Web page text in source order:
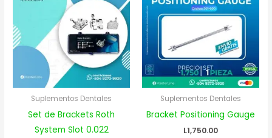
Suplementos Dentales
Set de Brackets Roth
System Slot 0.022
Suplementos Dentales
Bracket Positioning Gauge
L1,750.00